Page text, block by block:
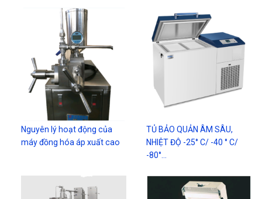
Nguyên lý hoạt động của
máy đồng hóa áp xuất cao
TỦ BẢO QUẢN ÂM SÂU,
NHIỆT ĐỘ -25° C/ -40 ° C/
-80°…